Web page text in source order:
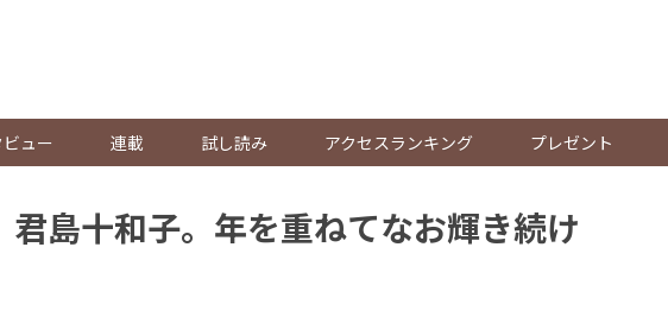
ュー 連載 試し読み アクセスランキング プレゼント
島十和子。年を重ねてなお輝き続け